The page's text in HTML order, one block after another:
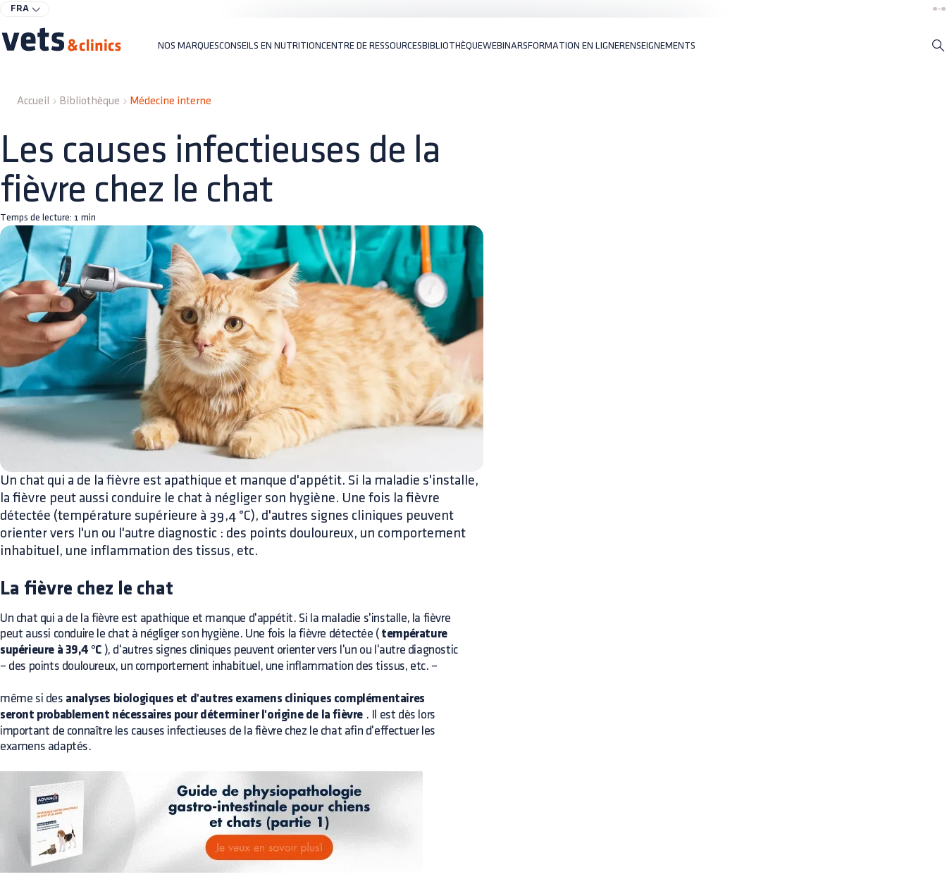
FRA
NOS MARQUESCONSEILS EN NUTRITIONCENTRE DE RESSOURCESBIBLIOTHÈQUEWEBINARSFORMATION EN LIGNERENSEIGNEMENTS
Accueil Bibliothèque Médecine interne
Les causes infectieuses de la
fièvre chez le chat
Temps de lecture: 1 min
Un chat qui a de la fièvre est apathique et manque d'appétit. Si la maladie s'installe,
la fièvre peut aussi conduire le chat à négliger son hygiène. Une fois la fièvre
détectée (température supérieure à 39,4 °C), d'autres signes cliniques peuvent
orienter vers l'un ou l'autre diagnostic : des points douloureux, un comportement
inhabituel, une inflammation des tissus, etc.
La fièvre chez le chat
Un chat qui a de la fièvre est apathique et manque d'appétit. Si la maladie s'installe, la fièvre
peut aussi conduire le chat à négliger son hygiène. Une fois la fièvre détectée ( température
supérieure à 39,4 °C ), d'autres signes cliniques peuvent orienter vers l'un ou l'autre diagnostic
– des points douloureux, un comportement inhabituel, une inflammation des tissus, etc. –
même si des analyses biologiques et d'autres examens cliniques complémentaires
seront probablement nécessaires pour déterminer l'origine de la fièvre . Il est dès lors
important de connaître les causes infectieuses de la fièvre chez le chat afin d'effectuer les
examens adaptés.